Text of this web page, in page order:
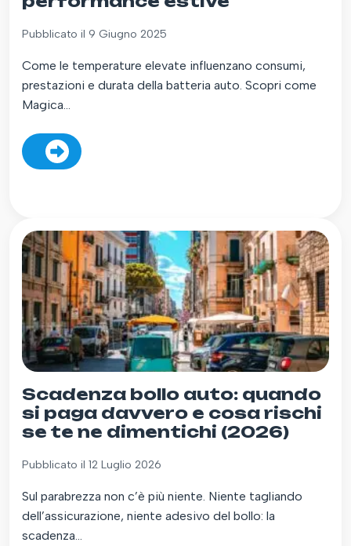
Pubblicato il 9 Giugno 2025
Come le temperature elevate influenzano consumi,
prestazioni e durata della batteria auto. Scopri come
Magica...
Scadenza bollo auto: quando
si paga davvero e cosa rischi
se te ne dimentichi (2026)
Pubblicato il 12 Luglio 2026
Sul parabrezza non c’è più niente. Niente tagliando
dell’assicurazione, niente adesivo del bollo: la
scadenza...